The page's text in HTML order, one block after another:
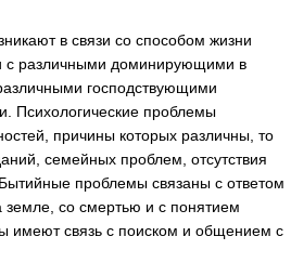
в связи со способом жизни
с различными доминирующими в
господствующими
Психологические проблемы
причины которых различны, то
семейных проблем, отсутствия
проблемы связаны с ответом
со смертью и с понятием
имеют связь с поиском и общением с